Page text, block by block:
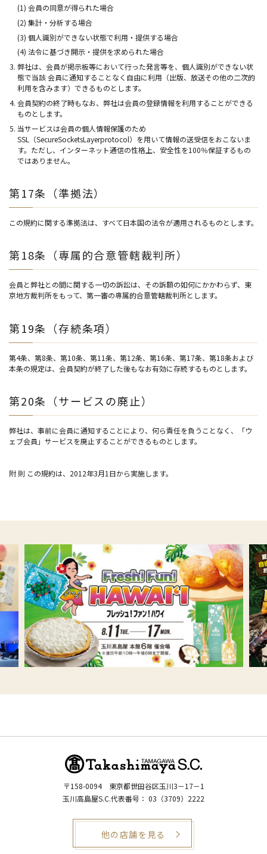
(1) 会員の同意が得られた場合
(2) 集計・分析する場合
(3) 個人識別ができない状態で利用・提供する場合
(4) 法令に基づき開示・提供を求められた場合
弊社は、会員が掲示板等において行った発言等を、個人識別ができない状
態で当該 会員に通知することなく自由に利用（出版、放送その他の二次的
利用を含みます）できるものとします。
会員契約の終了時もなお、弊社は会員の登録情報を利用することができる
ものとします。
当サービスは会員の個人情報保護のため
SSL（SecureSocketsLayerprotocol）を用いて情報の送受信をおこないま
す。ただし、インターネット通信の性格上、安全性を100％保証するもの
ではありません。
第17条（準拠法）
この規約に関する準拠法は、すべて日本国の法令が適用されるものとします。
第18条（専属的合意管轄裁判所）
会員と弊社との間に関する一切の訴訟は、その訴額の如何にかかわらず、東
京地方裁判所をもって、第一審の専属的合意管轄裁判所とします。
第19条（存続条項）
第4条、第8条、第10条、第11条、第12条、第16条、第17条、第18条および
本条の規定は、会員契約が終了した後もなお有効に存続するものとします。
第20条（サービスの廃止）
弊社は、事前に会員に通知することにより、何ら責任を負うことなく、「ウ
ェブ会員」サービスを廃止することができるものとします。
附 則 この規約は、2012年3月1日から実施します。
〒158-0094 東京都世田谷区玉川3－17－1
玉川高島屋S.C.代表番号： 03（3709）2222
他の店舗を見る